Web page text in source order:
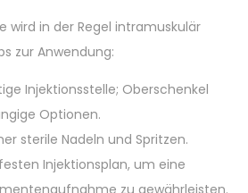
wird in der Regel intramuskulär
zur Anwendung:
Injektionsstelle; Oberschenkel
Optionen.
sterile Nadeln und Spritzen.
Injektionsplan, um eine
zu gewährleisten.